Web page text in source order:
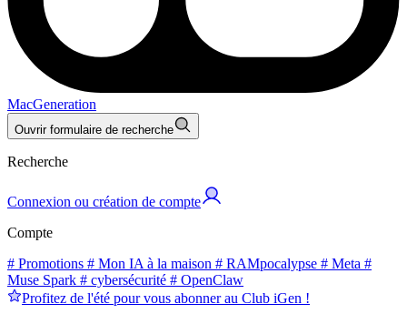
MacGeneration
Ouvrir formulaire de recherche
Recherche
Connexion ou création de compte
Compte
# Promotions # Mon IA à la maison # RAMpocalypse # Meta #
Muse Spark # cybersécurité # OpenClaw
Profitez de l'été pour vous abonner au Club iGen !